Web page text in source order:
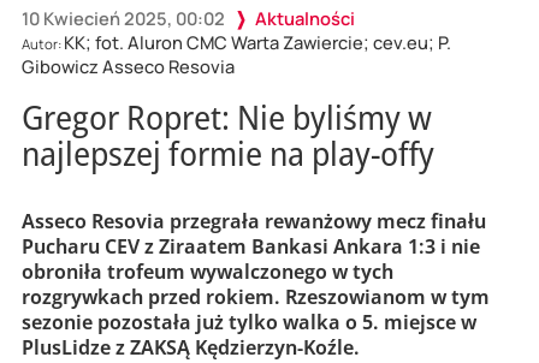
10 Kwiecień 2025, 00:02 Aktualności
Autor: KK; fot. Aluron CMC Warta Zawiercie; cev.eu; P.
Gibowicz Asseco Resovia
Gregor Ropret: Nie byliśmy w
najlepszej formie na play-offy
Asseco Resovia przegrała rewanżowy mecz finału
Pucharu CEV z Ziraatem Bankasi Ankara 1:3 i nie
obroniła trofeum wywalczonego w tych
rozgrywkach przed rokiem. Rzeszowianom w tym
sezonie pozostała już tylko walka o 5. miejsce w
PlusLidze z ZAKSĄ Kędzierzyn-Koźle.